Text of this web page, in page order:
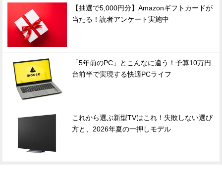
【抽選で5,000円分】Amazonギフトカードが
当たる！読者アンケート実施中
「5年前のPC」とこんなに違う！予算10万円
台前半で実現する快適PCライフ
これから選ぶ新型TVはこれ！失敗しない選び
方と、2026年夏の一押しモデル